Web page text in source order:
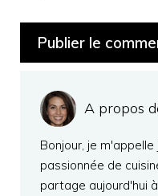
A propos
Bonjour, je
passionnée de
partage aujourd'hui